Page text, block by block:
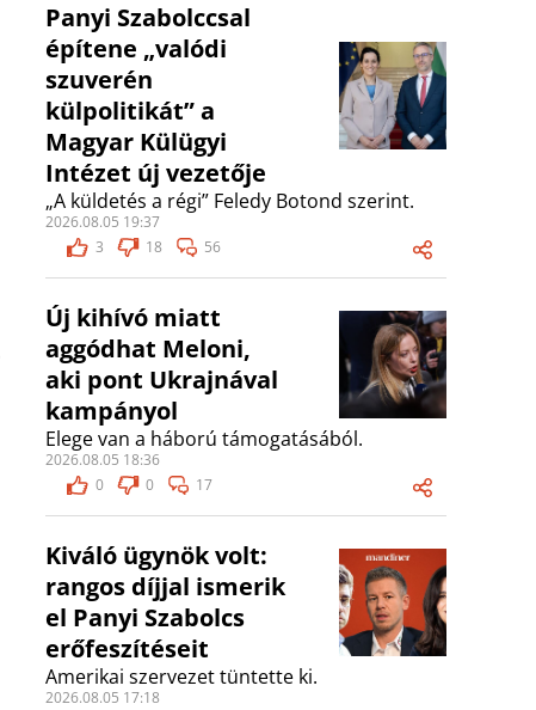
Panyi Szabolccsal
építene „valódi
szuverén
külpolitikát” a
Magyar Külügyi
Intézet új vezetője
„A küldetés a régi” Feledy Botond szerint.
2026.08.05 19:37
3
18 56
Új kihívó miatt
aggódhat Meloni,
aki pont Ukrajnával
kampányol
Elege van a háború támogatásából.
2026.08.05 18:36
0
0 17
Kiváló ügynök volt:
rangos díjjal ismerik
el Panyi Szabolcs
erőfeszítéseit
Amerikai szervezet tüntette ki.
2026.08.05 17:18